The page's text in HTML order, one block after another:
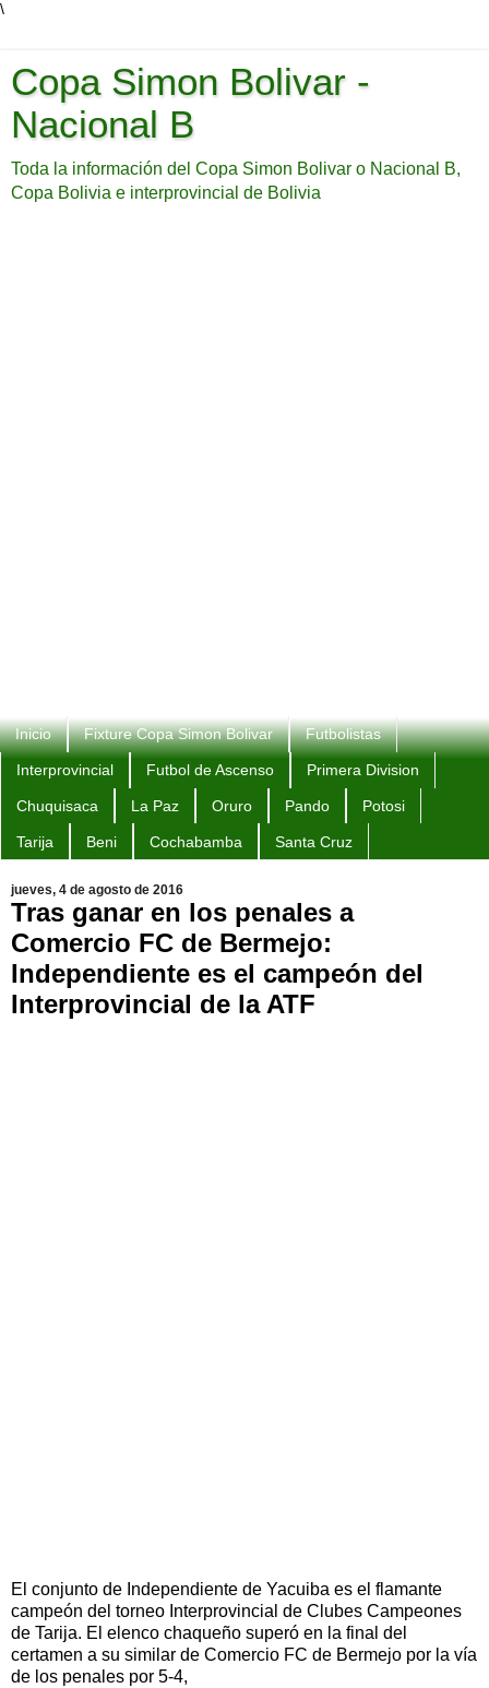
\
Copa Simon Bolivar -
Nacional B
Toda la información del Copa Simon Bolivar o Nacional B,
Copa Bolivia e interprovincial de Bolivia
Inicio Fixture Copa Simon Bolivar Futbolistas
Interprovincial Futbol de Ascenso Primera Division
Chuquisaca La Paz Oruro Pando Potosi
Tarija Beni Cochabamba Santa Cruz
jueves, 4 de agosto de 2016
Tras ganar en los penales a
Comercio FC de Bermejo:
Independiente es el campeón del
Interprovincial de la ATF
El conjunto de Independiente de Yacuiba es el flamante
campeón del torneo Interprovincial de Clubes Campeones
de Tarija. El elenco chaqueño superó en la final del
certamen a su similar de Comercio FC de Bermejo por la vía
de los penales por 5-4,